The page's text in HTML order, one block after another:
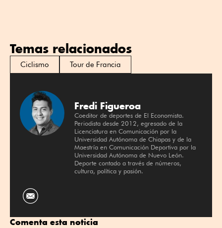
Temas relacionados
Ciclismo Tour de Francia
Fredi Figueroa
Coeditor de deportes de El Economista.
Periodista desde 2012, egresado de la
Licenciatura en Comunicación por la
Universidad Autónoma de Chiapas y de la
Maestría en Comunicación Deportiva por la
Universidad Autónoma de Nuevo León.
Deporte contado a través de números,
cultura, política y pasión.
Comenta esta noticia